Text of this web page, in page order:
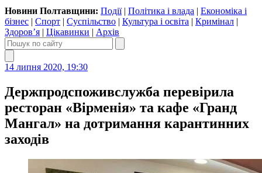
Новини Полтавщини: Події| Політика і влада | Економіка і
бізнес | Спорт | Суспільство | Культура і освіта | Кримінал |
Здоров’я | Цікавинки | Архів
14 липня 2020, 19:30
Держпродспоживслужба перевірила
ресторан «Вірменія» та кафе «Гранд
Мангал» на дотримання карантинних
заходів